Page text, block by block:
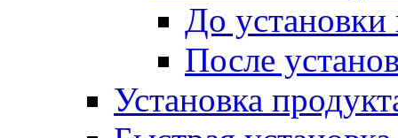
До установки
После
Установка